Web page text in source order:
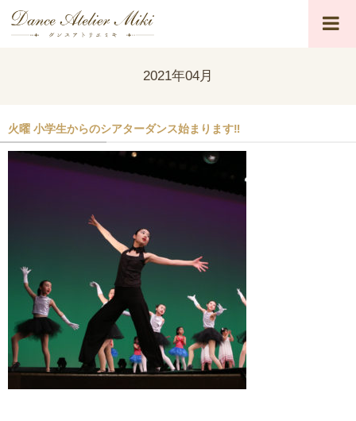
2021年04月
火曜 小学生からのシアターダンス始まります‼︎